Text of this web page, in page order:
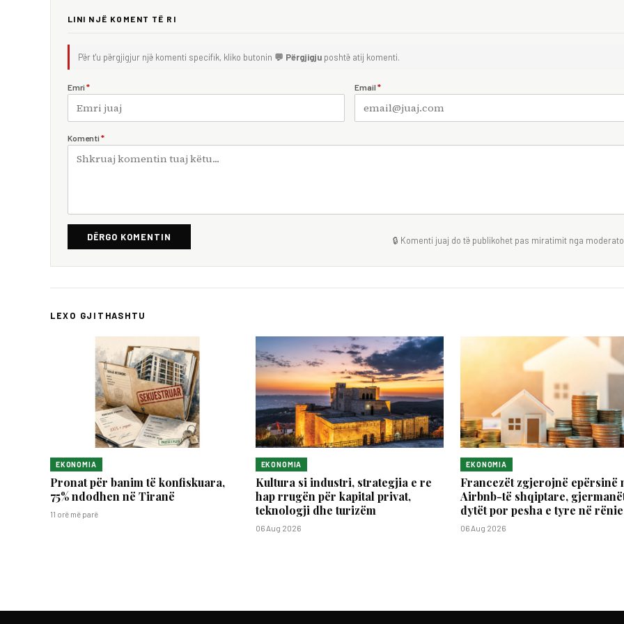
LINI NJË KOMENT TË RI
Për t'u përgjigjur një komenti specifik, kliko butonin 💬 Përgjigju poshtë atij komenti.
Emri * Email *
Komenti *
DËRGO KOMENTIN 🔒 Komenti juaj do të publikohet pas miratimit nga
LEXO GJITHASHTU
EKONOMIA
Pronat për banim të konfiskuara,
75% ndodhen në Tiranë
11 orë më parë
EKONOMIA
Kultura si industri, strategjia e re
hap rrugën për kapital privat,
teknologji dhe turizëm
06 Aug 2026
EKONOMIA
Francezët zgjerojnë epërsinë
Airbnb-të shqiptare,
dytët por pesha e tyre në rënie
06 Aug 2026